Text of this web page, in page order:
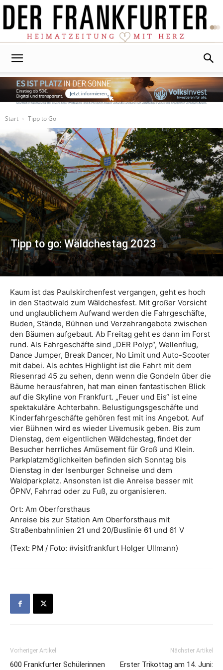
Start
Tipp to Go
Tipp to go: Wäldchestag 2023
Kaum ist das Paulskirchenfest vergangen, geht es hoch
in den Stadtwald zum Wäldchesfest. Mit großer Vorsicht
und unglaublichem Aufwand werden die Fahrgeschäfte,
Buden, Stände, Bühnen und Verzehrangebote zwischen
den Bäumen aufgebaut. Ab Freitag geht es dann im Forst
rund. Als Fahrgeschäfte sind „DER Polyp“, Wellenflug,
Dance Jumper, Break Dancer, No Limit und Auto-Scooter
mit dabei. Als echtes Highlight ist die Fahrt mit dem
Riesenrad 45 zu sehen, denn wenn die Gondeln über die
Bäume herausfahren, hat man einen fantastischen Blick
auf die Skyline von Frankfurt. „Feuer und Eis“ ist eine
spektakuläre Achterbahn. Belustigungsgeschäfte und
Kinderfahrgeschäfte gehören fest mit ins Angebot. Auf
vier Bühnen wird es wieder Livemusik geben. Bis zum
Dienstag, dem eigentlichen Wäldchestag, findet der
Besucher herrliches Amüsement für Groß und Klein.
Parkplatzmöglichkeiten befinden sich Sonntag bis
Dienstag in der Isenburger Schneise und dem
Waldparkplatz. Ansonsten ist die Anreise besser mit
ÖPNV, Fahrrad oder zu Fuß, zu organisieren.
Ort: Am Oberforsthaus
Anreise bis zur Station Am Oberforsthaus mit
Straßenbahnlinien 21 und 20/Buslinie 61 und 61 V
(Text: PM / Foto: #visitfrankfurt Holger Ullmann)
Vorheriger Artikel
600 Frankfurter Schülerinnen
Nächster Artikel
Erster Trikottag am 14. Juni: